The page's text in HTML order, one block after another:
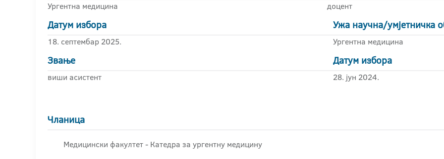
Ургентна медицина доцент
Датум избора
18. септембар 2025.
Ужа научна/умјетничка
Ургентна медицина
Звање
виши асистент
Датум избора
28. јун 2024.
Чланица
Медицински факултет - Катедра за ургентну медицину